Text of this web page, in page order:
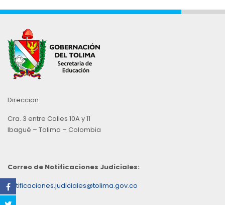
Direccion
Cra. 3 entre Calles 10A y 11
Ibagué – Tolima – Colombia
Correo de Notificaciones Judiciales:
notificaciones.judiciales@tolima.gov.co